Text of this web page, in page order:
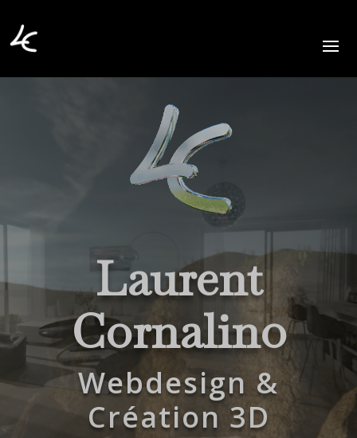
Laurent
Cornalino
Webdesign &
Création 3D